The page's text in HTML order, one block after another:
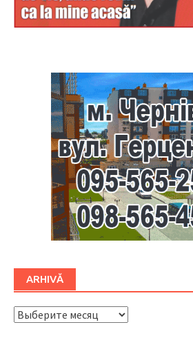
ARHIVĂ
ARHIVĂ